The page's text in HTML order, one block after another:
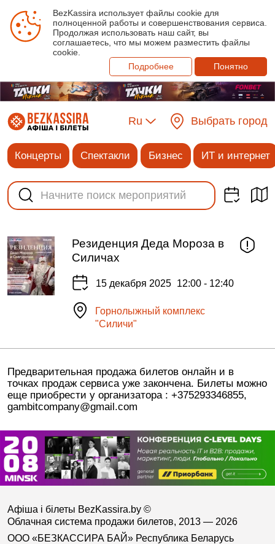
BezKassira использует файлы cookie для
полноценной работы и совершенствования сервиса.
Продолжая использовать наш сайт, вы
соглашаетесь, что мы можем разместить файлы
cookie.
Подробнее
Понятно
Ru Выбрать город
Концерты Спектакли Бизнес ИТ и интернет
Резиденция Деда Мороза в
Силичах
15 декабря 2025 12:00 - 12:40
Горнолыжный комплекс
"Силичи"
Предварительная продажа билетов онлайн и в
точках продаж сервиса уже закончена. Билеты можно
еще приобрести у организатора : +375293346855,
gambitcompany@gmail.com
Афіша і білеты BezKassira.by ©
Облачная система продажи билетов, 2013 — 2026
ООО «БЕЗКАССИРА БАЙ» Республика Беларусь